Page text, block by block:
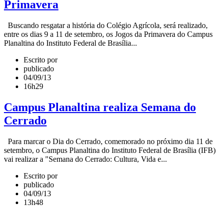
Primavera
Buscando resgatar a história do Colégio Agrícola, será realizado,
entre os dias 9 a 11 de setembro, os Jogos da Primavera do Campus
Planaltina do Instituto Federal de Brasília...
Escrito por
publicado
04/09/13
16h29
Campus Planaltina realiza Semana do
Cerrado
Para marcar o Dia do Cerrado, comemorado no próximo dia 11 de
setembro, o Campus Planaltina do Instituto Federal de Brasília (IFB)
vai realizar a "Semana do Cerrado: Cultura, Vida e...
Escrito por
publicado
04/09/13
13h48